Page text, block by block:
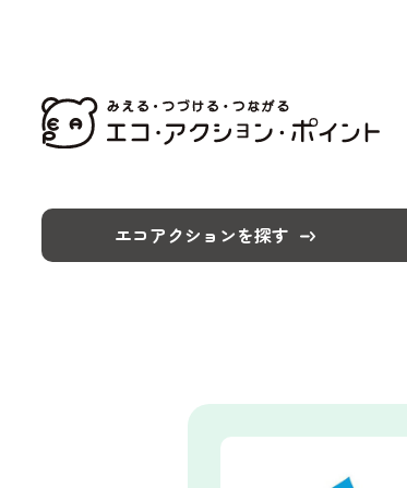
エコアクションを探す